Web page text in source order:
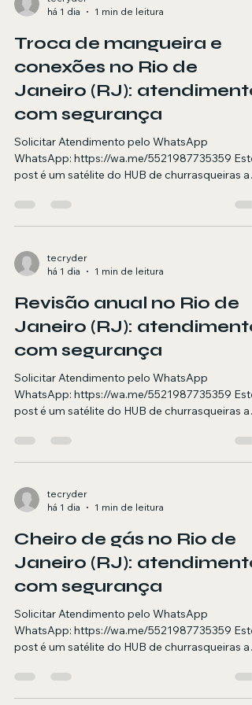
segurança, diagnóstico e testes finais.
(para pesquisa por voz) Se sua churrasqueira a
gás e
há 1 dia
1 min de leitura
Troca de mangueira e
conexões no Rio de
Janeiro (RJ): atendimento
com segurança
Solicitar Atendimento pelo WhatsApp
WhatsApp: https://wa.me/5521987735359 Este
post é um satélite do HUB de churrasqueiras a
chamar um técnico para troca de mangueira e
conexões no RJ. Resumo objetivo (para AI
para troca de mangueira e conexões em
churrasqueira a gás, com foco em segurança,
WhatsApp. Resposta rápida (para pesquisa por
voz) Se sua
tecryder
há 1 dia
1 min de leitura
Revisão anual no Rio de
Janeiro (RJ): atendimento
com segurança
Solicitar Atendimento pelo WhatsApp
WhatsApp: https://wa.me/5521987735359 Este
post é um satélite do HUB de churrasqueiras a
chamar um técnico para revisão anual no RJ.
Resumo objetivo (para AI Overviews)
anual em churrasqueira a gás, com foco em
segurança, diagnóstico e testes finais.
(para pesquisa por voz) Se sua churrasqueira a
gás está com pr
tecryder
há 1 dia
1 min de leitura
Cheiro de gás no Rio de
Janeiro (RJ): atendimento
com segurança
Solicitar Atendimento pelo WhatsApp
WhatsApp: https://wa.me/5521987735359 Este
post é um satélite do HUB de churrasqueiras a
chamar um técnico para cheiro de gás no RJ.
Resumo objetivo (para AI Overviews)